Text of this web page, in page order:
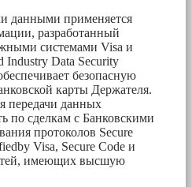
данными применяется
разработанный
системами Visa и
Industry Data Security
безопасную
карты Держателя.
передачи данных
по сделкам с Банковскими
протоколов Secure
Visa, Secure Code и
имеющих высшую